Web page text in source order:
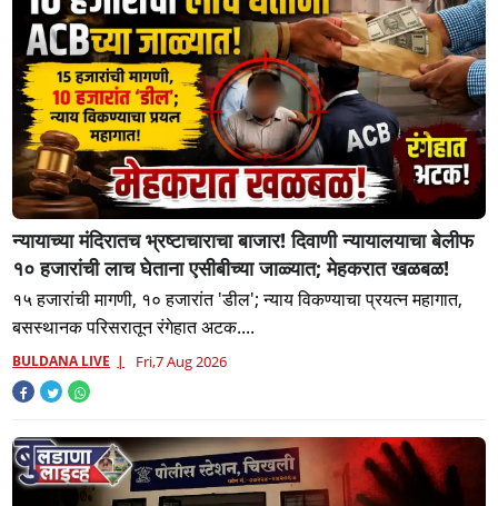
न्यायाच्या मंदिरातच भ्रष्टाचाराचा बाजार! दिवाणी न्यायालयाचा बेलीफ
१० हजारांची लाच घेताना एसीबीच्या जाळ्यात; मेहकरात खळबळ!
१५ हजारांची मागणी, १० हजारांत 'डील'; न्याय विकण्याचा प्रयत्न महागात,
बसस्थानक परिसरातून रंगेहात अटक....
BULDANA LIVE Fri,7 Aug 2026